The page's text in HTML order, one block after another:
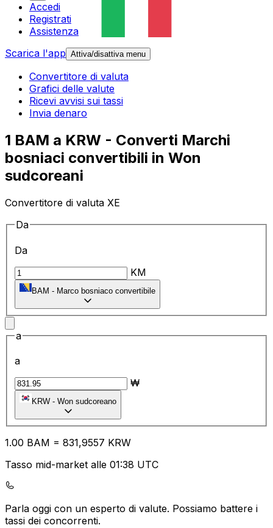
Accedi
Registrati
Assistenza
Scarica l'app Attiva/disattiva menu
Convertitore di valuta
Grafici delle valute
Ricevi avvisi sui tassi
Invia denaro
1 BAM a KRW - Converti Marchi
bosniaci convertibili in Won
sudcoreani
Convertitore di valuta XE
Da
Da
KM
BAM - Marco bosniaco convertibile
a
a
₩
KRW - Won sudcoreano
1.00 BAM = 831,9557 KRW
Tasso mid-market alle 01:38 UTC
Parla oggi con un esperto di valute. Possiamo battere i
tassi dei concorrenti.